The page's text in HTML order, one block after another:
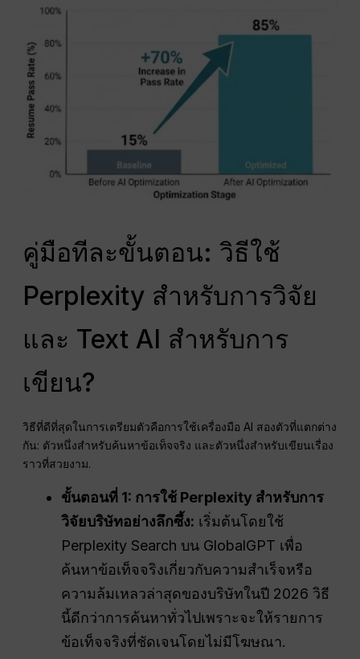
คู่มือทีละขั้นตอน: วิธีใช้
Perplexity สำหรับการวิจัย
และ Text AI สำหรับการ
เขียน?
วิธีที่ดีที่สุดในการเตรียมตัวคือการใช้เครื่องมือ AI สองตัวที่แตกต่าง
กัน: ตัวหนึ่งสำหรับค้นหาข้อเท็จจริง และตัวหนึ่งสำหรับเขียนเรื่อง
ราวที่สวยงาม.
ขั้นตอนที่ 1: การใช้ Perplexity สำหรับการ
วิจัยบริษัทอย่างลึกซึ้ง: เริ่มต้นโดยใช้
Perplexity Search บน GlobalGPT เพื่อ
ค้นหาข้อเท็จจริงเกี่ยวกับความสำเร็จหรือ
ความล้มเหลวล่าสุดของบริษัทในปี 2026 วิธี
นี้ดีกว่าการค้นหาทั่วไปเพราะจะให้รายการ
ข้อเท็จจริงที่ชัดเจนโดยไม่มีโฆษณา.